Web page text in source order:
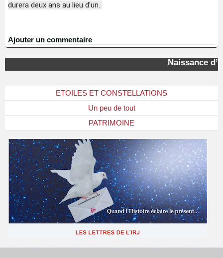
ETOILES ET CONSTELLATIONS
Un peu de tout
PATRIMOINE
durera deux ans au lieu d'un.
Ajouter un commentaire
Naissance